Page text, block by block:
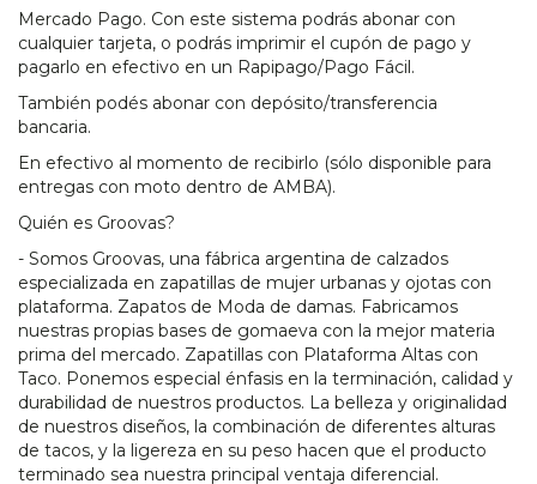
Mercado Pago. Con este sistema podrás abonar con
cualquier tarjeta, o podrás imprimir el cupón de pago y
pagarlo en efectivo en un Rapipago/Pago Fácil.
También podés abonar con depósito/transferencia
bancaria.
En efectivo al momento de recibirlo (sólo disponible para
entregas con moto dentro de AMBA).
Quién es Groovas?
- Somos Groovas, una fábrica argentina de calzados
especializada en zapatillas de mujer urbanas y ojotas con
plataforma. Zapatos de Moda de damas. Fabricamos
nuestras propias bases de gomaeva con la mejor materia
prima del mercado. Zapatillas con Plataforma Altas con
Taco. Ponemos especial énfasis en la terminación, calidad y
durabilidad de nuestros productos. La belleza y originalidad
de nuestros diseños, la combinación de diferentes alturas
de tacos, y la ligereza en su peso hacen que el producto
terminado sea nuestra principal ventaja diferencial.